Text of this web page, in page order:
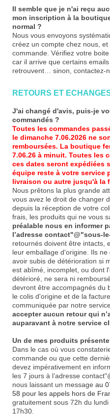
Il semble que je n'ai reçu
mon inscription à la
normal ?
Nous vous envoyons
créez un compte chez nous,
commande. Vérifiez votre
car il arrive que certains
retrouvent… sinon, contactez-
RETOURS ET
J'ai changé d'avis, puis-je
commandés ?
Toutes les commandes
le dimanche 7.06.2026 ne
remboursées. La boutique
7.06.26 à minuit. Toutes les
ces dates seront expédiées
équipe reste à votre service
livraison ou autre jusqu'à la
Nous prêtons la plus grande
vous avez le droit de changer
depuis la réception de votre
frais, les produits qui ne vous
préalable nous en informer
l’adresse contact"@"sous-
retournés doivent être intacts,
leur emballage d'origine. Ils
avoir subis de détérioration si
est abîmé, incomplet, ou dont
détérioré, ne sera ni
devront être accompagnés du
le colis d'origine et de la
communiquée par notre
accepter aucun retour qui
auparavant à notre service
Un de mes produits
Dans le cas où vous
commande ou que cette
devez impérativement en
les 7 jours à l’adresse
nous laissant un message au
58 pour les appels hors de
gratuitement sous 72h du
17h30.